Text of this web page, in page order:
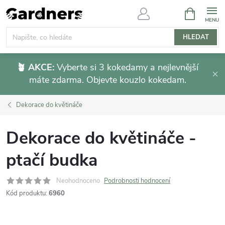
Přejít
na
obsah
HLEDAT
NÁKUPNÍ
KOŠÍK
🪴 AKCE: Vyberte si 3 kokedamy a nejlevnější
máte zdarma. Objevte kouzlo kokedam.
Dekorace do květináče
Dekorace do květináče -
ptačí budka
Neohodnoceno Podrobnosti hodnocení
Kód produktu: 6960